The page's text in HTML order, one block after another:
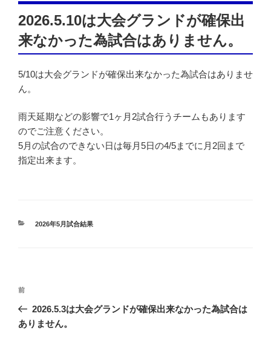
稿
日:
2026.5.10は大会グランドが確保出
来なかった為試合はありません。
5/10は大会グランドが確保出来なかった為試合はありませ
ん。
雨天延期などの影響で1ヶ月2試合行うチームもあります
のでご注意ください。
5月の試合のできない日は毎月5日の4/5までに月2回まで
指定出来ます。
カ
2026年5月試合結果
投
稿
ナ
前
の
投
前
2026.5.3は大会グランドが確保出来なかった為試合は
ありません。